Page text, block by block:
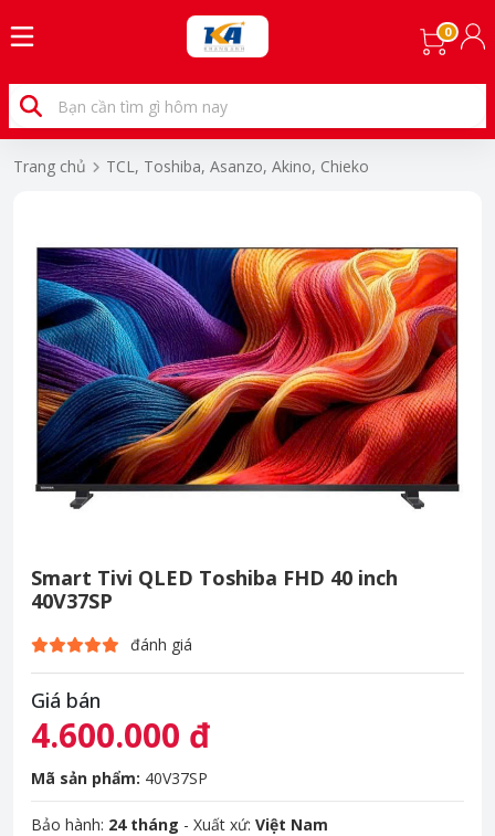
0
Trang chủ TCL, Toshiba, Asanzo, Akino, Chieko
Smart Tivi QLED Toshiba FHD 40 inch
40V37SP
đánh giá
Giá bán
4.600.000 đ
Mã sản phẩm: 40V37SP
Bảo hành: 24 tháng - Xuất xứ: Việt Nam